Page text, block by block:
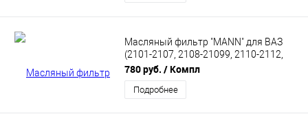
Масляный фильтр "MANN" для ВАЗ
(2101-2107, 2108-21099, 2110-2112,
2113-2115), Лада (Нива 4х4, Калина,
Калина 2, Гранта, Гранта FL Приора,
Приора 2, Ока, Веста, XRAY) (W 914/2)
780 руб. / Компл
Подробнее